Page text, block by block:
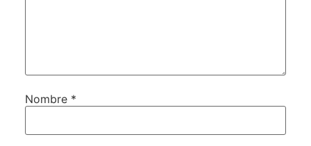
Nombre *